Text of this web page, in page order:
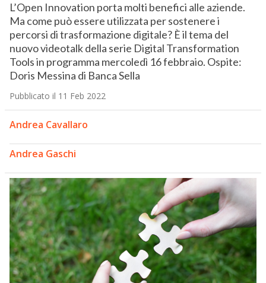
L’Open Innovation porta molti benefici alle aziende.
Ma come può essere utilizzata per sostenere i
percorsi di trasformazione digitale? È il tema del
nuovo videotalk della serie Digital Transformation
Tools in programma mercoledì 16 febbraio. Ospite:
Doris Messina di Banca Sella
Pubblicato il 11 Feb 2022
Andrea Cavallaro
Andrea Gaschi